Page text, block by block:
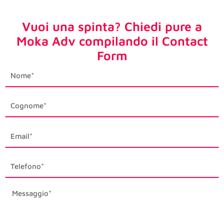
Vuoi una spinta? Chiedi pure a
Moka Adv compilando il Contact
Form
phone_mobile
description